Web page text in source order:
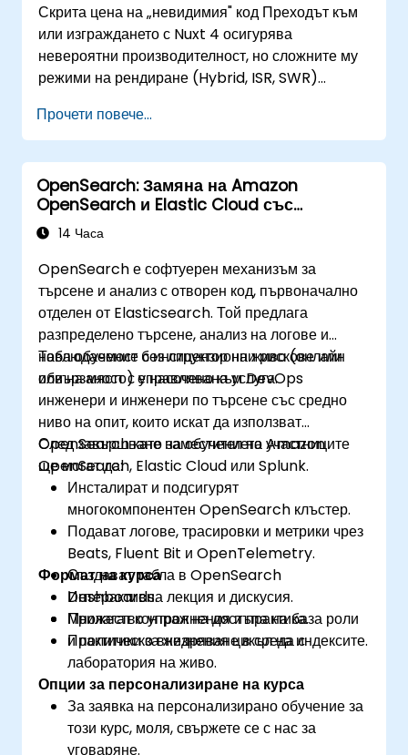
Курсът е структуриран да предостави както
теоретични познания, така и практически опит,
което го прави подходящ за професионалисти,
които искат да внедряват, управляват и
оптимизират Elastic Stack в реални среди. До
края на курса участниците ще имат уменията да
на Elastic Stack.
Скрита цена на „невидимия" код Преходът към
или изграждането с Nuxt 4 осигурява
невероятни производителност, но сложните му
режими на рендиране (Hybrid, ISR, SWR)
разработчици третират Nuxt 4 само като UI
фреймуърк без да разбират поведението при
хидратация, рискувате да деплоеате
приложения, които са невидими за Google.
Сайт, който не може да бъде индексиран,
генерира 0% органично възвръщане на
архитектурни проблеми след стартиране струва
3 до 5 пъти повече, отколкото правилното им
прилагане по време на изграждането.
Прочети повече...
OpenSearch: Замяна на Amazon
OpenSearch и Elastic Cloud със
собствена инсталация
14 Часа
OpenSearch е софтуерен механизъм за
търсене и анализ с отворен код, първоначално
отделен от Elasticsearch. Той предлага
разпределено търсене, анализ на логове и
наблюдаемост без лицензионни рискове или
обвързаност с управлявана услуга.
Това обучение с инструктор на живо (онлайн
или на място) е насочено към DevOps
инженери и инженери по търсене със средно
ниво на опит, които искат да използват
OpenSearch като заместител на Amazon
OpenSearch, Elastic Cloud или Splunk.
След завършване на обучението участниците
ще могат да:
Инсталират и подсигурят
многокомпонентен OpenSearch клъстер.
Подават логове, трасировки и метрики чрез
Beats, Fluent Bit и OpenTelemetry.
Създават табла в OpenSearch
Dashboards.
Прилагат контрол на достъпа на база роли
и политики за жизнения цикъл на индексите.
Формат на курса
Интерактивна лекция и дискусия.
Множество упражнения и практика.
Практическо внедряване в среда с
лаборатория на живо.
Опции за персонализиране на курса
За заявка на персонализирано обучение за
този курс, моля, свържете се с нас за
уговаряне.